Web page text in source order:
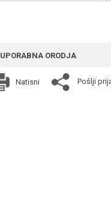
UPORABNA ORODJA
Natisni Pošlji